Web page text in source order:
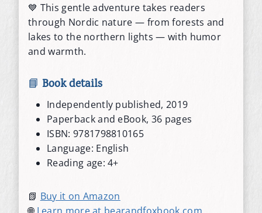
💙 This gentle adventure takes readers
through Nordic nature — from forests and
lakes to the northern lights — with humor
and warmth.
📘 Book details
Independently published, 2019
Paperback and eBook, 36 pages
ISBN: 9781798810165
Language: English
Reading age: 4+
📗 Buy it on Amazon